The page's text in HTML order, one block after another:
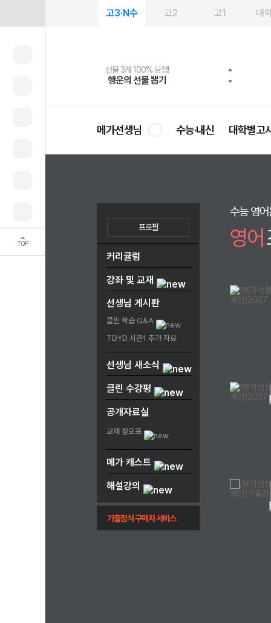
TOP
고3·N수 고2 고1 대
선물 3개 100% 당첨!
행운의 선물 뽑기
선물 100% 증정!
메가스터디 X 올리브
여름방학 스터디 캐시백
메가런 썸머스쿨
2027 러셀 단과
강사 공개선발
스마트러닝앱
설문 EVENT
메가패스
3일 무료 체험권
메가패스 수강생 무료혜택!
메가클럽 멤버십
사회공헌 캠페인
희망이룸 메가나눔
메가선생님 수능·내신 대학별고
커리큘럼
강좌 및 교재
선생님 게시판
클린 학습 Q&A
TDYD 시즌1 추가 자료
선생님 새소식
클린 수강평
공개자료실
교재 정오표
메가 캐스트
해설강의
기출정식 구매자 서비스
수능 영
영어
2
프로필